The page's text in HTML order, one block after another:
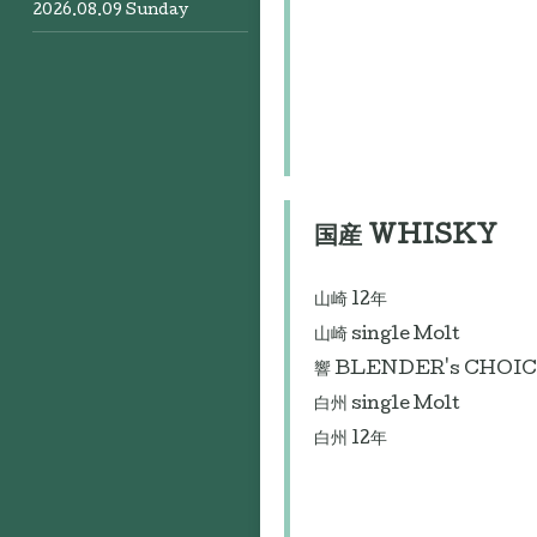
国産 WHISKY
山崎 12年
山崎 single Molt
響 BLENDER's
白州 single Molt
白州 12年
2026.08.09 Sunday